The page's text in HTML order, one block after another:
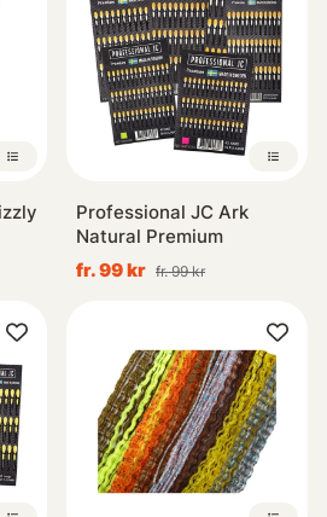
Professional JC Ark
Natural Premium
fr. 99 kr fr. 99 kr